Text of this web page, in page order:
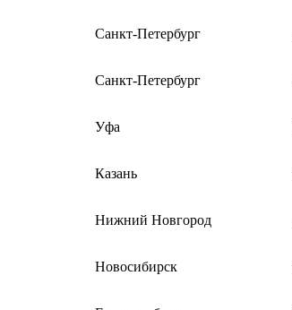
Санкт-Петербург
Санкт-Петербург
Уфа
Казань
Нижний Новгород
Новосибирск